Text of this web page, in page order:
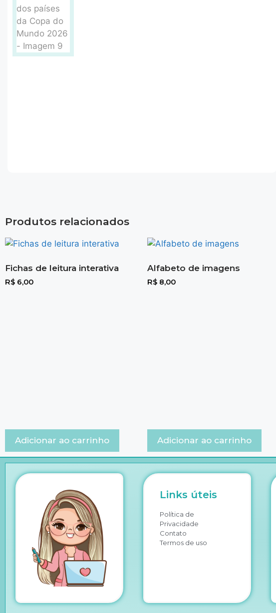
Produtos relacionados
Fichas de leitura interativa
R$ 6,00
Adicionar ao carrinho
Alfabeto de imagens
R$ 8,00
Adicionar ao carrinho
Links úteis
Política de
Privacidade
Contato
Termos de uso